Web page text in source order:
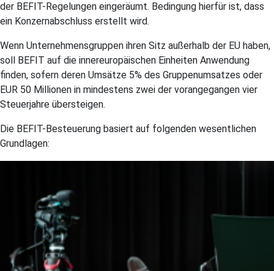
der BEFIT-Regelungen eingeräumt. Bedingung hierfür ist, dass
ein Konzernabschluss erstellt wird.
Wenn Unternehmensgruppen ihren Sitz außerhalb der EU haben,
soll BEFIT auf die innereuropäischen Einheiten Anwendung
finden, sofern deren Umsätze 5% des Gruppenumsatzes oder
EUR 50 Millionen in mindestens zwei der vorangegangen vier
Steuerjahre übersteigen.
Die BEFIT-Besteuerung basiert auf folgenden wesentlichen
Grundlagen: